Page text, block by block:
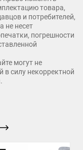
товара,
и потребителей,
не несет
погрешности
могут не
в силу некорректной